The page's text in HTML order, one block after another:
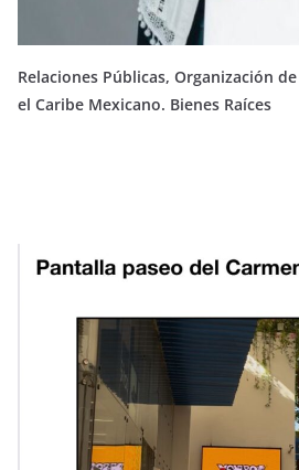
Relaciones Públicas, Organización
el Caribe Mexicano. Bienes Raíces